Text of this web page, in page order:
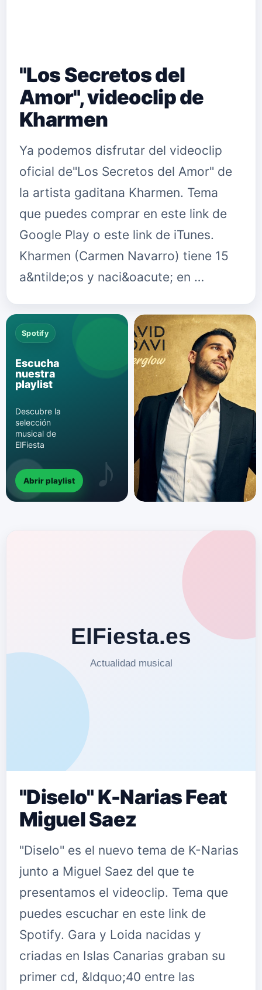
"Los Secretos del
Amor", videoclip de
Kharmen
Ya podemos disfrutar del videoclip
oficial de"Los Secretos del Amor" de
la artista gaditana Kharmen. Tema
que puedes comprar en este link de
Google Play o este link de iTunes.
Kharmen (Carmen Navarro) tiene 15
a&ntilde;os y naci&oacute; en …
Spotify
Escucha
nuestra
playlist
Descubre la
selección
musical de
ElFiesta
Abrir playlist
"Diselo" K-Narias Feat
Miguel Saez
"Diselo" es el nuevo tema de K-Narias
junto a Miguel Saez del que te
presentamos el videoclip. Tema que
puedes escuchar en este link de
Spotify. Gara y Loida nacidas y
criadas en Islas Canarias graban su
primer cd, &ldquo;40 entre las